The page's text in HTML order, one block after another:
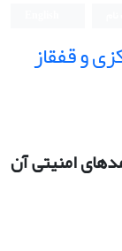
و قفقاز
ناتو(2010) و پیامدهای امنیتی آن